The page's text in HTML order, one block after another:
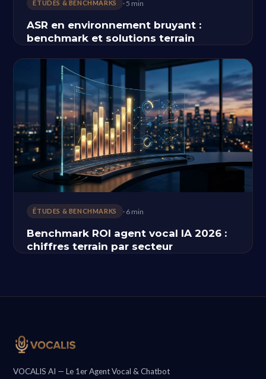
ÉTUDES & BENCHMARKS · 5 min
ASR en environnement bruyant :
benchmark et solutions terrain
ÉTUDES & BENCHMARKS · 6 min
Benchmark ROI agent vocal IA 2026 :
chiffres terrain par secteur
VOCALIS AI — Le 1er Agent Vocal & Chatbot